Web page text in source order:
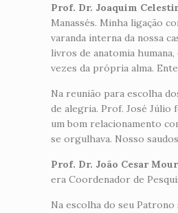
Prof. Dr. Joaquim
Manassés. Minha ligação
varanda interna da nossa
livros de anatomia
vezes da própria alma.
Na reunião para escolha
de alegria. Prof. José Júlio
um bom relacionamento
se orgulhava. Nosso
Prof. Dr. João Cesar
era Coordenador de
Na escolha do seu